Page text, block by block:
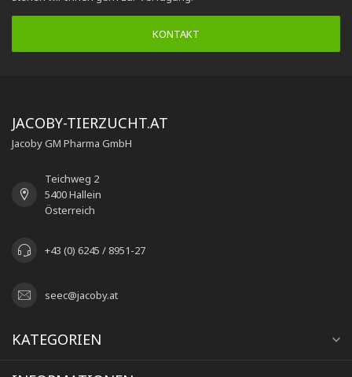
KONTAKT
JACOBY-TIERZUCHT.AT
Jacoby GM Pharma GmbH
Teichweg 2
5400 Hallein
Österreich
+43 (0) 6245 / 8951-27
seec@jacoby.at
KATEGORIEN